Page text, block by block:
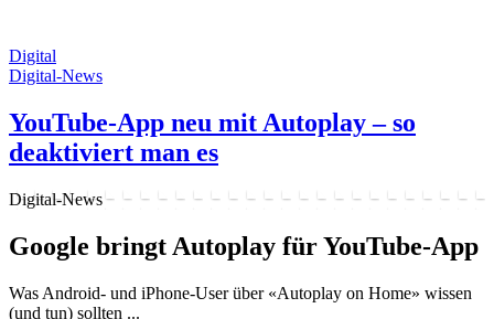
Digital
Digital-News
YouTube-App neu mit Autoplay – so
deaktiviert man es
Digital-News
Google bringt Autoplay für YouTube-App
Was Android- und iPhone-User über «Autoplay on Home» wissen
(und tun) sollten ...